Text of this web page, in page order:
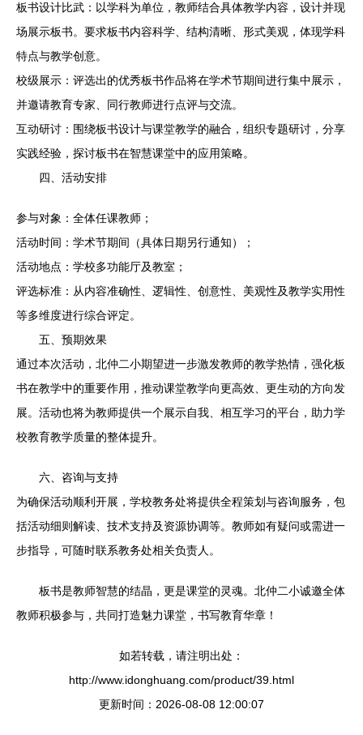
板书设计比武：以学科为单位，教师结合具体教学内容，设计并现
场展示板书。要求板书内容科学、结构清晰、形式美观，体现学科
特点与教学创意。
校级展示：评选出的优秀板书作品将在学术节期间进行集中展示，
并邀请教育专家、同行教师进行点评与交流。
互动研讨：围绕板书设计与课堂教学的融合，组织专题研讨，分享
实践经验，探讨板书在智慧课堂中的应用策略。
四、活动安排
参与对象：全体任课教师；
活动时间：学术节期间（具体日期另行通知）；
活动地点：学校多功能厅及教室；
评选标准：从内容准确性、逻辑性、创意性、美观性及教学实用性
等多维度进行综合评定。
五、预期效果
通过本次活动，北仲二小期望进一步激发教师的教学热情，强化板
书在教学中的重要作用，推动课堂教学向更高效、更生动的方向发
展。活动也将为教师提供一个展示自我、相互学习的平台，助力学
校教育教学质量的整体提升。
六、咨询与支持
为确保活动顺利开展，学校教务处将提供全程策划与咨询服务，包
括活动细则解读、技术支持及资源协调等。教师如有疑问或需进一
步指导，可随时联系教务处相关负责人。
板书是教师智慧的结晶，更是课堂的灵魂。北仲二小诚邀全体
教师积极参与，共同打造魅力课堂，书写教育华章！
如若转载，请注明出处：
http://www.idonghuang.com/product/39.html
更新时间：2026-08-08 12:00:07